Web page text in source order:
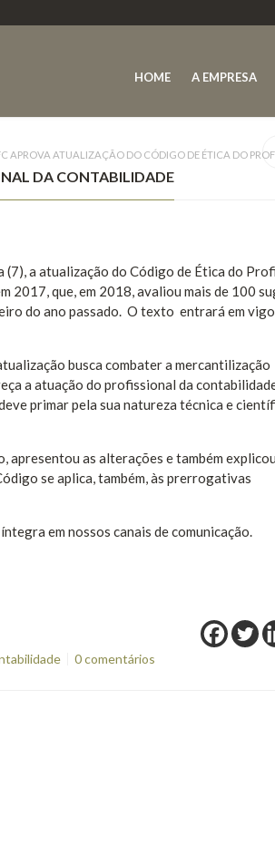
HOME A EMPRESA
APROVA ATUALIZAÇÃO DO CÓDIGO DE ÉTICA DO
DA CONTABILIDADE
a atualização do Código de Ética do
2017, que, em 2018, avaliou mais de 100
do ano passado. O texto entrará em
busca combater a mercantilização
a atuação do profissional da
primar pela sua natureza técnica e
as alterações e também
se aplica, também, às prerrogativas
em nossos canais de comunicação.
0 comentários